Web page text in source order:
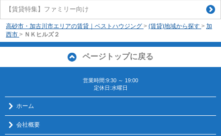
【賃貸特集】ファミリー向け
高砂市・加古川市エリアの賃貸｜ベストハウジング > (賃貸)地域から探す > 加
西市 > ＮＫヒルズ２
ページトップに戻る
営業時間:9:30 ～ 19:00
定休日:水曜日
ホーム
会社概要